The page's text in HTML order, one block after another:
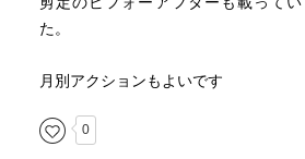
た。
月別アクションもよいです
0